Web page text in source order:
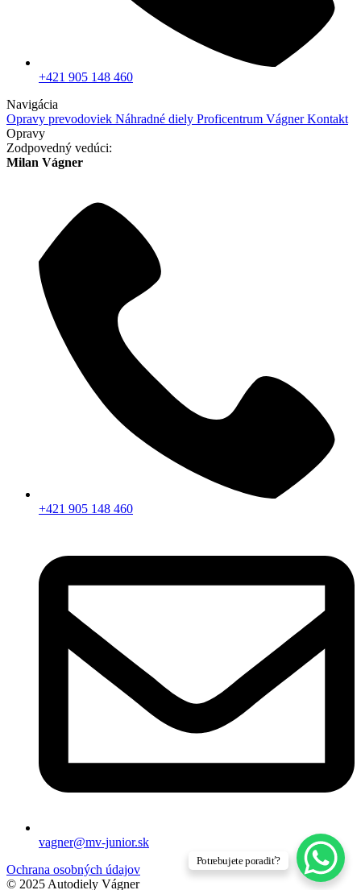
+421 905 148 460
Navigácia
Opravy prevodoviek Náhradné diely Proficentrum VágnerKontakt
Opravy
Zodpovedný vedúci:
Milan Vágner
+421 905 148 460
vagner@mv-junior.sk
Ochrana osobných údajov
© 2025 Autodiely Vágner
Potrebujete poradiť?